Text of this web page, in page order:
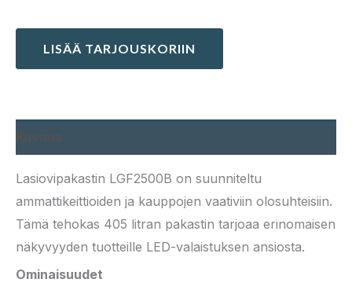
LISÄÄ TARJOUSKORIIN
Lasiovipakastin LGF2500B on suunniteltu
ammattikeittioiden ja kauppojen vaativiin olosuhteisiin.
Tämä tehokas 405 litran pakastin tarjoaa erinomaisen
näkyvyyden tuotteille LED-valaistuksen ansiosta.
Ominaisuudet